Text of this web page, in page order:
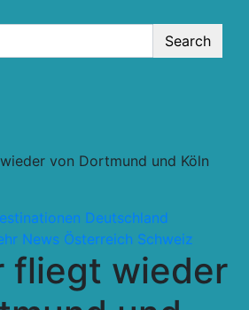
Search
von Dortmund und Köln
Deutschland
News Österreich Schweiz
fliegt wieder